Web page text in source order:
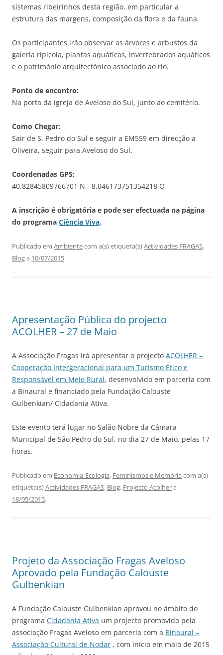
sistemas ribeirinhos desta região, em particular a
estrutura das margens, composição da flora e da fauna.
Os participantes irão observar as árvores e arbustos da
galeria ripícola, plantas aquáticas, invertebrados aquáticos
e o património arquitectónico associado ao rio.
Ponto de encontro:
Na porta da igreja de Aveloso do Sul, junto ao cemitério.
Como Chegar:
Sair de S. Pedro do Sul e seguir a EM559 em direcção a
Oliveira, seguir para Aveloso do Sul.
Coordenadas GPS:
40.82845809766701 N, -8.046173751354218 O
A inscrição é obrigatória e pode ser efectuada na página
do programa Ciência Viva.
Publicado em Ambientecom a(s) etiqueta(s)Actividades FRAGAS,
Bloga 10/07/2015.
Apresentação Pública do projecto
ACOLHER – 27 de Maio
A Associação Fragas irá apresentar o projecto ACOLHER –
Cooperação Intergeracional para um Turismo Ético e
Responsável em Meio Rural, desenvolvido em parceria com
a Binaural e financiado pela Fundação Calouste
Gulbenkian/ Cidadania Ativa.
Este evento terá lugar no Salão Nobre da Câmara
Municipal de São Pedro do Sul, no dia 27 de Maio, pelas 17
horas.
Publicado em Economia-Ecologia, Feminismos e Memória com a(s)
etiqueta(s)Actividades FRAGAS, Blog, Projecto Acolhera
18/05/2015.
Projeto da Associação Fragas Aveloso
Aprovado pela Fundação Calouste
Gulbenkian
A Fundação Calouste Gulbenkian aprovou no âmbito do
programa Cidadania Ativa um projecto promovido pela
associação Fragas Aveloso em parceria com a Binaural –
Associação Cultural de Nodar , com início em maio de 2015